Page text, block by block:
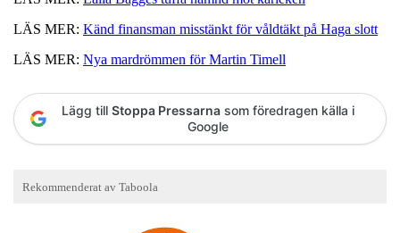
LÄS MER: Känd finansman misstänkt för våldtäkt på Haga slott
LÄS MER: Nya mardrömmen för Martin Timell
Lägg till Stoppa Pressarna som föredragen källa i
Google